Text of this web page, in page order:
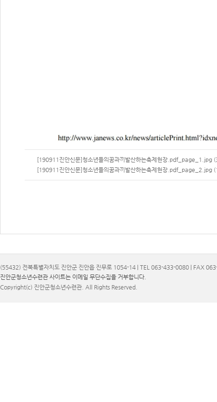
[190911진안신문]청소년들의꿈과끼발산하는축제현장.pdf_page_1.jpg
[190911진안신문]청소년들의꿈과끼발산하는축제현장.pdf_page_2.jpg
(55432) 전북특별자치도 진안군 진안읍 진무로 1054-14 | TEL 063-433-0080 | FAX
진안군청소년수련관 사이트는 이메일 무단수집을 거부합니다.
Copyright(c) 진안군청소년수련관. All Rights Reserved.